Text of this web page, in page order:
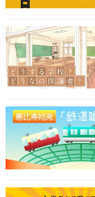
すると、売上
があります。
Amazonのセール
のがもっと楽し
る独自レビュー